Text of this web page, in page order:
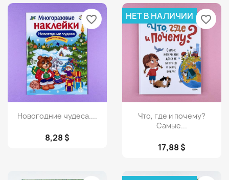
Просмотр
Новогодние чудеса....
8,28 $
favorite_border
Просмотр
Что, где и почему?
Самые...
17,88 $
НЕТ В НАЛИЧИИ favorite_border